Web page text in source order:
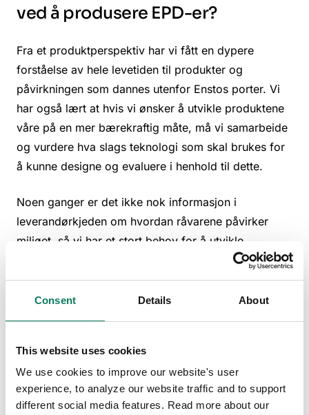
Consent Details About
This website uses cookies
We use cookies to improve our website's user
experience, to analyze our website traffic and to support
different social media features. Read more about our
ved å produsere EPD-er?
Fra et produktperspektiv har vi fått en dypere
forståelse av hele levetiden til produkter og
påvirkningen som dannes utenfor Enstos porter. Vi
har også lært at hvis vi ønsker å utvikle produktene
våre på en mer bærekraftig måte, må vi samarbeide
og vurdere hva slags teknologi som skal brukes for
å kunne designe og evaluere i henhold til dette.
Noen ganger er det ikke nok informasjon i
leverandørkjeden om hvordan råvarene påvirker
miljøet, så vi har et stort behov for å utvikle
leverandørkjedestyringen vår med tanke på hvordan
vi samler inn informasjon, hvilken kvalitet
informasjonen har og hvordan vi kommuniserer den.
Vi har også fått større forståelse for hvor viktig det
nøyaktige, verifiserte og representative data fra
påvirkninger, slik at vi på forhånd kan få en idé om
hvorvidt et produkts påvirkning kan reduseres